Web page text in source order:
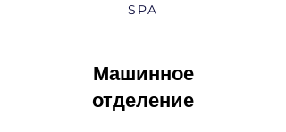
SPA
Машинное
отделение